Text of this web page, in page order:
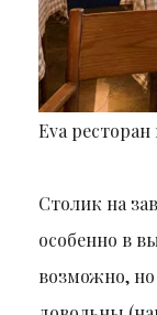
Eva
Столик на
особенно в
возможно, но